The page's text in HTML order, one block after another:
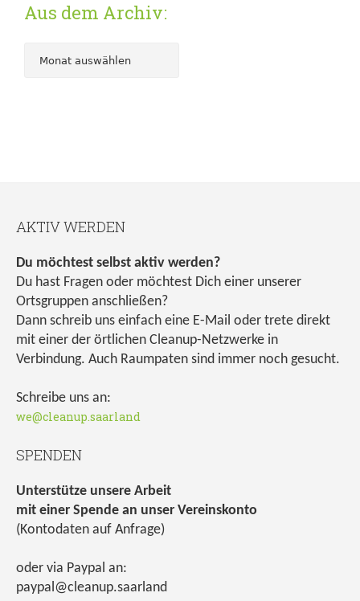
Aus dem Archiv:
AKTIV WERDEN
Du möchtest selbst aktiv werden?
Du hast Fragen oder möchtest Dich einer unserer
Ortsgruppen anschließen?
Dann schreib uns einfach eine E-Mail oder trete direkt
mit einer der örtlichen Cleanup-Netzwerke in
Verbindung. Auch Raumpaten sind immer noch gesucht.
Schreibe uns an:
we@cleanup.saarland
SPENDEN
Unterstütze unsere Arbeit
mit einer Spende an unser Vereinskonto
(Kontodaten auf Anfrage)
oder via Paypal an:
paypal@cleanup.saarland